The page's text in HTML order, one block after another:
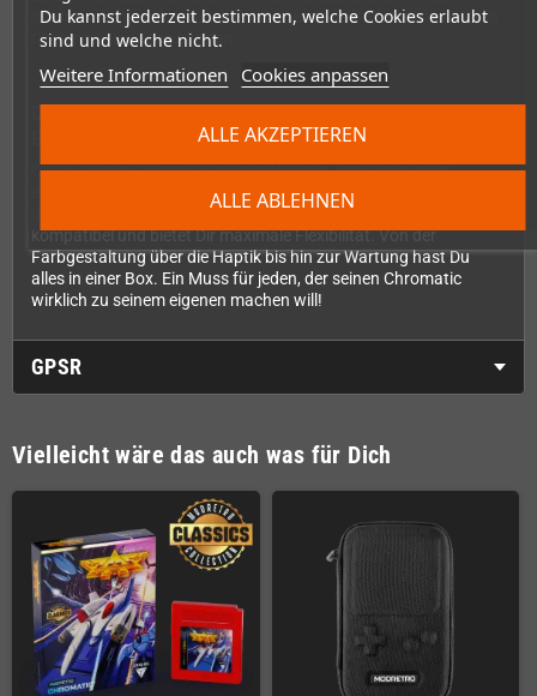
Du kannst jederzeit bestimmen, welche Cookies erlaubt
sind und welche nicht.
Weitere Informationen Cookies anpassen
ALLE ABLEHNEN
ALLE AKZEPTIEREN
austauschen, sodass auch Einsteiger ohne Vorkenntnisse ihren
Chromatic modden können.
Ob Du Deinen Chromatic personalisieren, reparieren oder
einfach für die Zukunft vorsorgen möchtest – dieses Mod-Kit ist
die ideale Ergänzung. Es ist mit allen Chromatic-Modellen
kompatibel und bietet Dir maximale Flexibilität. Von der
Farbgestaltung über die Haptik bis hin zur Wartung hast Du
alles in einer Box. Ein Muss für jeden, der seinen Chromatic
wirklich zu seinem eigenen machen will!
GPSR
Vielleicht wäre das auch was für Dich